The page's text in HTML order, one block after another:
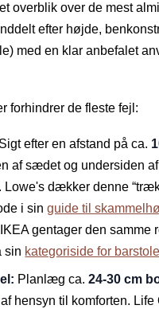
overblik over de mest
efter højde,
med en klar anbefalet
forhindrer de fleste fejl:
Sigt efter en afstand på ca.
af sædet og undersiden af
Lowe's dækker denne
i singuide til
gentager den samme
sin kategoriside for barstole
Planlæg ca.24-30 cm
af hensyn til komforten. Life